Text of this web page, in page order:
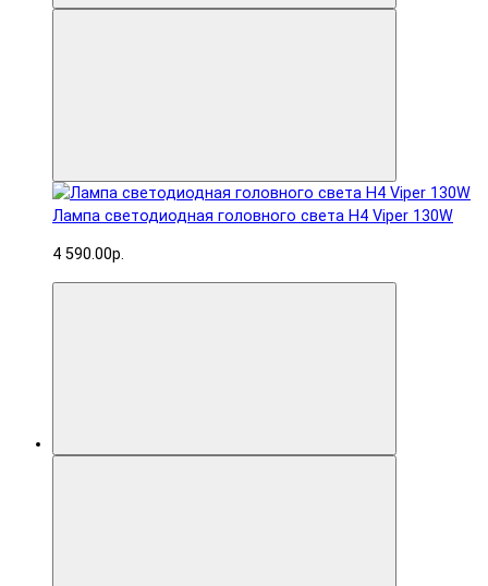
Лампа светодиодная головного света H4 Viper 130W
4 590.00р.